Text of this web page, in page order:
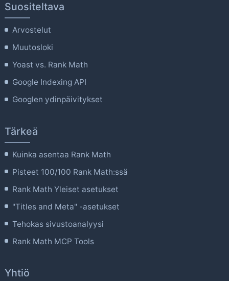
Suositeltava
Arvostelut
Muutosloki
Yoast vs. Rank Math
Google Indexing API
Googlen ydinpäivitykset
Tärkeä
Kuinka asentaa Rank Math
Pisteet 100/100 Rank Math:ssä
Rank Math Yleiset asetukset
"Titles and Meta" -asetukset
Tehokas sivustoanalyysi
Rank Math MCP Tools
Yhtiö